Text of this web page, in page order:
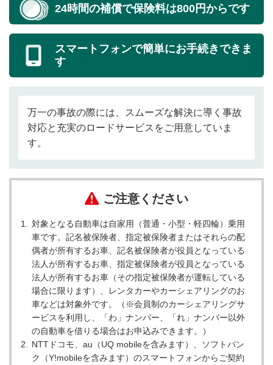
24時間の補償で保険料は800円からです
スマートフォンで簡単にお手続きできま
す
万一の事故の際には、スムーズな解決に導く事故
対応と充実のロードサービスをご用意していま
す。
ご注意ください
対象となる自動車は自家用（普通・小型・軽四輪）乗用
車です。記名被保険者、指定被保険者またはそれらの配
偶者が所有するお車、記名被保険者が役員となっている
法人が所有するお車、指定被保険者が役員となっている
法人が所有するお車（その指定被保険者が運転している
場合に限ります）、レンタカーやカーシェアリングのお
車などは対象外です。（※会員制のカーシェアリングサ
ービスを利用し、「わ」ナンバー、「れ」ナンバー以外
の自動車を借りる場合はお申込みできます。）
NTTドコモ、au（UQ mobileを含みます）、ソフトバン
ク（Y!mobileを含みます）のスマートフォンからご契約